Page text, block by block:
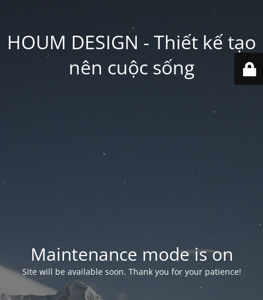
HOUM DESIGN - Thiết kế tạo
nên cuộc sống
Maintenance mode is on
Site will be available soon. Thank you for your patience!